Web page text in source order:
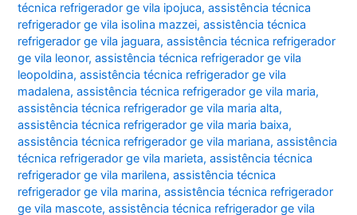
técnica refrigerador ge vila ipojuca,assistência técnica
refrigerador ge vila isolina mazzei,assistência técnica
refrigerador ge vila jaguara,assistência técnica refrigerador
ge vila leonor,assistência técnica refrigerador ge vila
leopoldina,assistência técnica refrigerador ge vila
madalena,assistência técnica refrigerador ge vila maria,
assistência técnica refrigerador ge vila maria alta,
assistência técnica refrigerador ge vila maria baixa,
assistência técnica refrigerador ge vila mariana,assistência
técnica refrigerador ge vila marieta,assistência técnica
refrigerador ge vila marilena,assistência técnica
refrigerador ge vila marina,assistência técnica refrigerador
ge vila mascote,assistência técnica refrigerador ge vila